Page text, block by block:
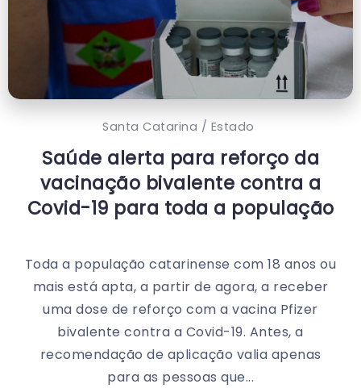
Santa Catarina / Estado
Saúde alerta para reforço da
vacinação bivalente contra a
Covid-19 para toda a população
Toda a população catarinense com 18 anos ou
mais está apta, a partir de agora, a receber
uma dose de reforço com a vacina Pfizer
bivalente contra a Covid-19. Antes, a
recomendação de aplicação valia apenas
para as pessoas que...